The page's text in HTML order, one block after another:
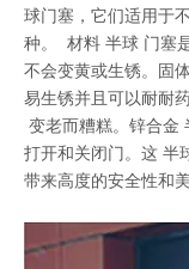
球门塞，它们适用于
种。 材料 半球 门塞
不会变黄或生锈。固
易生锈并且可以耐耐
变老而糟糕。锌合金
打开和关闭门。这 半
带来高度的安全性和